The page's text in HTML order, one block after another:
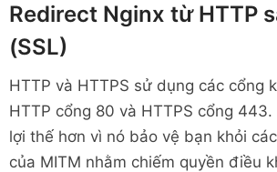
Redirect Nginx từ HTTP
(SSL)
HTTP và HTTPS sử dụng các cổng
HTTP cổng 80 và HTTPS cổng 443.
lợi thế hơn vì nó bảo vệ bạn khỏi
của MITM nhằm chiếm quyền điều